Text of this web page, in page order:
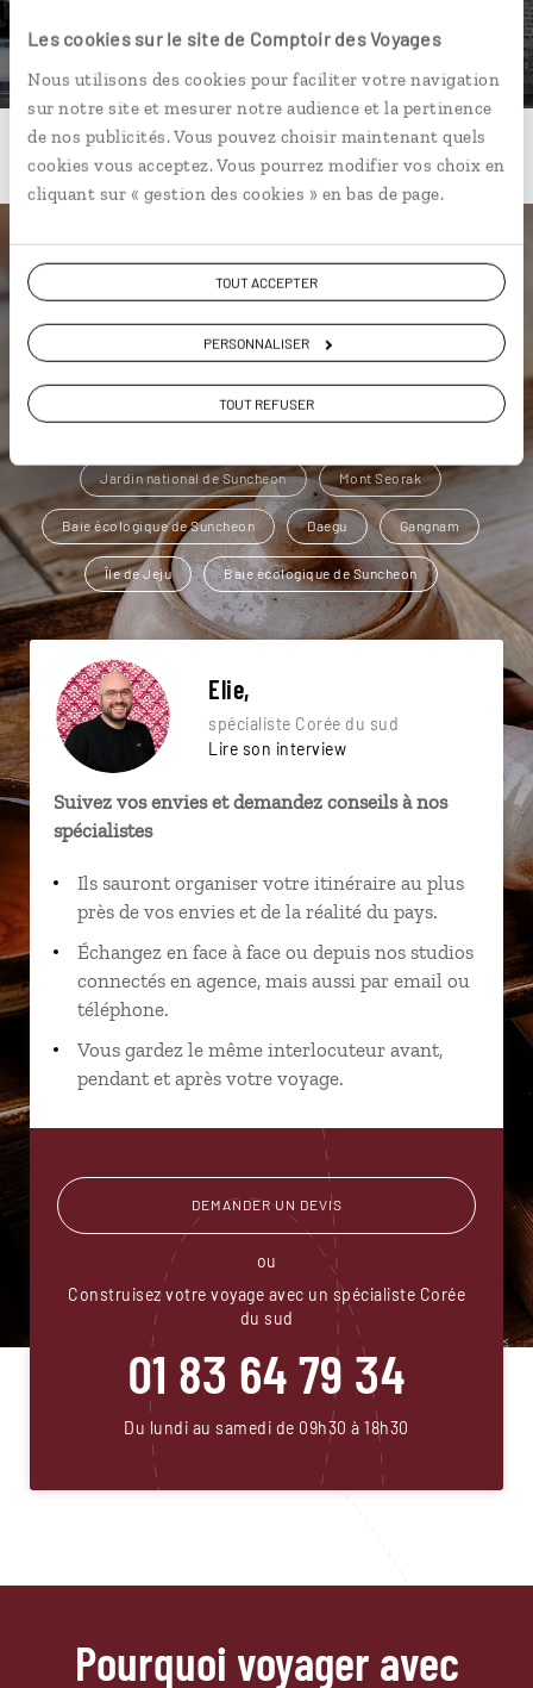
Les cookies sur le site de Comptoir des Voyages
Nous utilisons des cookies pour faciliter votre navigation
sur notre site et mesurer notre audience et la pertinence
de nos publicités. Vous pouvez choisir maintenant quels
cookies vous acceptez. Vous pourrez modifier vos choix en
cliquant sur « gestion des cookies » en bas de page.
TOUT ACCEPTER
PERSONNALISER
TOUT REFUSER
Une envie de voyage
particulière ?
Jardin national de Suncheon Mont Seorak
Baie écologique de Suncheon Daegu Gangnam
Île de Jeju Baie écologique de Suncheon
Elie,
spécialiste Corée du sud
Lire son interview
Suivez vos envies et demandez conseils à nos
spécialistes
Ils sauront organiser votre itinéraire au plus
près de vos envies et de la réalité du pays.
Échangez en face à face ou depuis nos studios
connectés en agence, mais aussi par email ou
téléphone.
Vous gardez le même interlocuteur avant,
pendant et après votre voyage.
DEMANDER UN DEVIS
ou
Construisez votre voyage avec un spécialiste Corée
du sud
01 83 64 79 34
Du lundi au samedi de 09h30 à 18h30
Pourquoi voyager avec